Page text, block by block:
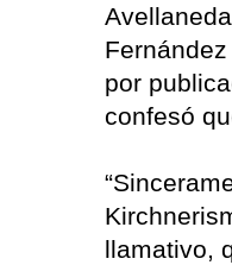
por
confesó
llamativo,